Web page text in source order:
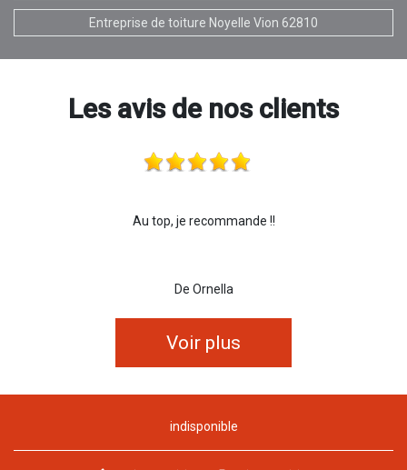
Entreprise de toiture Noyelle Vion 62810
Les avis de nos clients
Au top, je recommande !!
De Ornella
Voir plus
indisponible